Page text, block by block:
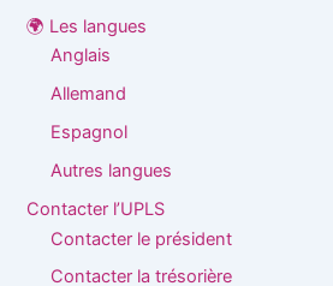
🌍 Les langues
Anglais
Allemand
Espagnol
Autres langues
Contacter l’UPLS
Contacter le président
Contacter la trésorière